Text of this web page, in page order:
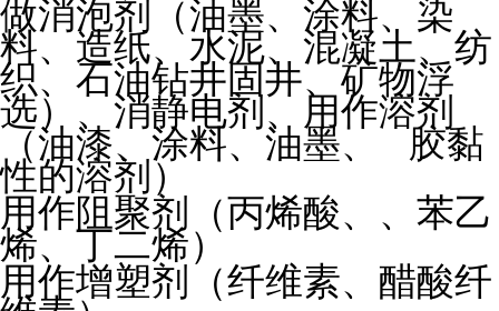
做消泡剂（油墨、涂料、染
料、造纸、水泥、混凝土、纺
织、石油钻井固井、矿物浮
选）、消静电剂、用作溶剂
（油漆、涂料、油墨、 胶黏
性的溶剂）
用作阻聚剂（丙烯酸、、苯乙
烯、丁二烯）
用作增塑剂（纤维素、醋酸纤